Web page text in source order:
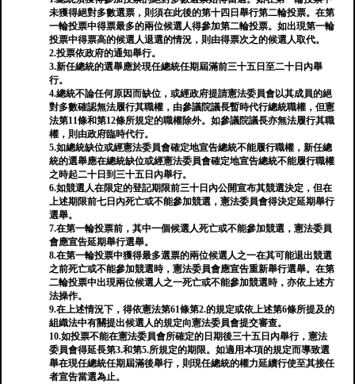
未獲得絕對多數選票，則須在此後的第十四日舉行第二輪投票。在第
一輪投票中得票最多的兩位候選人得參加第二輪投票。如出現第一輪
投票中得票高的候選人退選的情況，則由得票次之的候選人取代。
2.投票依政府的通知舉行。
3.新任總統的選舉應於現任總統任期屆滿前三十五日至二十日內舉
行。
4.總統不論任何原因而缺位，或經政府提請憲法委員會以其成員的絕
對多數確認無法履行其職權，由參議院議長暫時代行總統職權，但憲
法第11條和第12條所規定的職權除外。如參議院議長亦無法履行其職
權，則由政府臨時代行。
5.如總統缺位或經憲法委員會確定地宣告總統不能履行職權，新任總
統的選舉應在總統缺位或經憲法委員會確定地宣告總統不能履行職權
之時起二十日到三十五日內舉行。
6.如競選人在限定的登記期限前三十日內公開宣布其競選決定，但在
上述期限前七日內死亡或不能參加競選，憲法委員會得決定延期舉行
選舉。
7.在第一輪投票前，其中一個候選人死亡或不能參加競選，憲法委員
會應宣告延期舉行選舉。
8.在第一輪投票中獲得最多選票的兩位候選人之一在其可能退出競選
之前死亡或不能參加競選時，憲法委員會應宣告重新舉行選舉。在第
二輪投票中出現兩位候選人之一死亡或不能參加競選時，亦依上述方
法操作。
9.在上述情況下，得依憲法第61條第2.的規定或依上述第6條所提及的
組織法中有關提出候選人的規定向憲法委員會提交審查。
10.如投票不能在憲法委員會所確定的日期後三十五日內舉行，憲法
委員會得延長第3.和第5.所規定的期限。如適用本項的規定而導致選
舉在現任總統任期屆滿後舉行，則現任總統的權力延續行使至其接任
者宣告當選為止。